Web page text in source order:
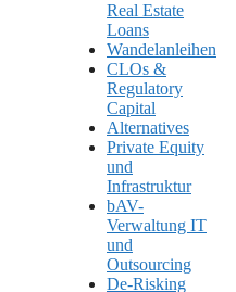
Real Estate
Loans
Wandelanleihen
CLOs &
Regulatory
Capital
Alternatives
Private Equity
und
Infrastruktur
bAV-
Verwaltung IT
und
Outsourcing
De-Risking